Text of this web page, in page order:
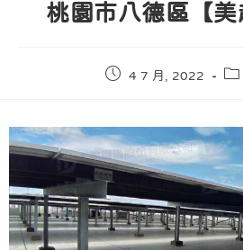
桃園市八德區【美
4 7 月, 2022